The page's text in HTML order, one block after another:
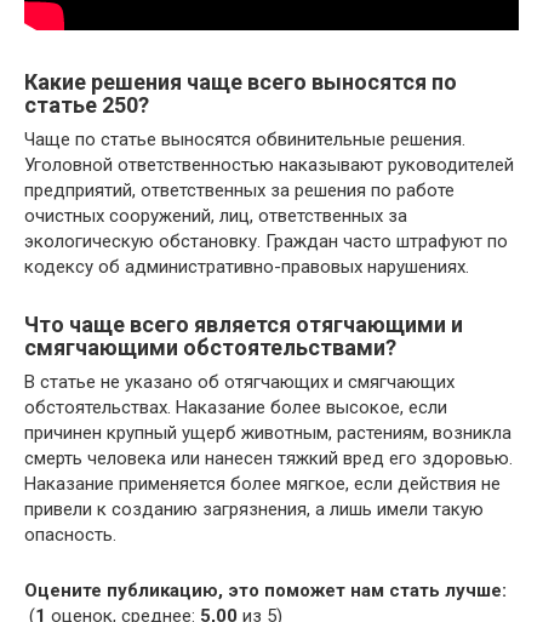
Какие решения чаще всего выносятся по
статье 250?
Чаще по статье выносятся обвинительные решения.
Уголовной ответственностью наказывают руководителей
предприятий, ответственных за решения по работе
очистных сооружений, лиц, ответственных за
экологическую обстановку. Граждан часто штрафуют по
кодексу об административно-правовых нарушениях.
Что чаще всего является отягчающими и
смягчающими обстоятельствами?
В статье не указано об отягчающих и смягчающих
обстоятельствах. Наказание более высокое, если
причинен крупный ущерб животным, растениям, возникла
смерть человека или нанесен тяжкий вред его здоровью.
Наказание применяется более мягкое, если действия не
привели к созданию загрязнения, а лишь имели такую
опасность.
Оцените публикацию, это поможет нам стать лучше:
(1 оценок, среднее: 5,00 из 5)